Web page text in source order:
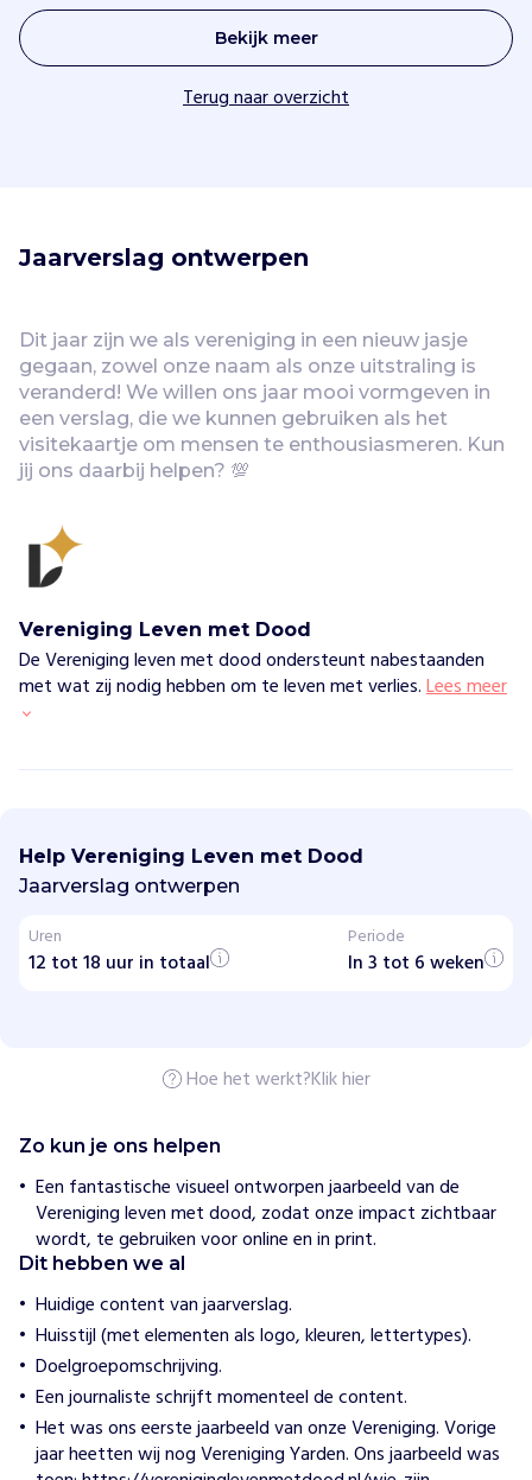
Bekijk meer
Terug naar overzicht
Jaarverslag ontwerpen
Dit jaar zijn we als vereniging in een nieuw jasje
gegaan, zowel onze naam als onze uitstraling is
veranderd! We willen ons jaar mooi vormgeven in
een verslag, die we kunnen gebruiken als het
visitekaartje om mensen te enthousiasmeren. Kun
jij ons daarbij helpen? 💯
Vereniging Leven met Dood
De Vereniging leven met dood ondersteunt nabestaanden
met wat zij nodig hebben om te leven met verlies.Lees meer
e
n
i
i
n
t
o
o
d
o
w
i
h
e
l
p
Help Vereniging Leven met Dood
Jaarverslag ontwerpen
Uren
12 tot 18 uur in totaal
Periode
In 3 tot 6 weken
Hoe het werkt?Klik hier
Zo kun je ons helpen
Een fantastische visueel ontworpen jaarbeeld van de
Vereniging leven met dood, zodat onze impact zichtbaar
wordt, te gebruiken voor online en in print.
Dit hebben we al
Huidige content van jaarverslag.
Huisstijl (met elementen als logo, kleuren, lettertypes).
Doelgroepomschrijving.
Een journaliste schrijft momenteel de content.
Het was ons eerste jaarbeeld van onze Vereniging. Vorige
jaar heetten wij nog Vereniging Yarden. Ons jaarbeeld was